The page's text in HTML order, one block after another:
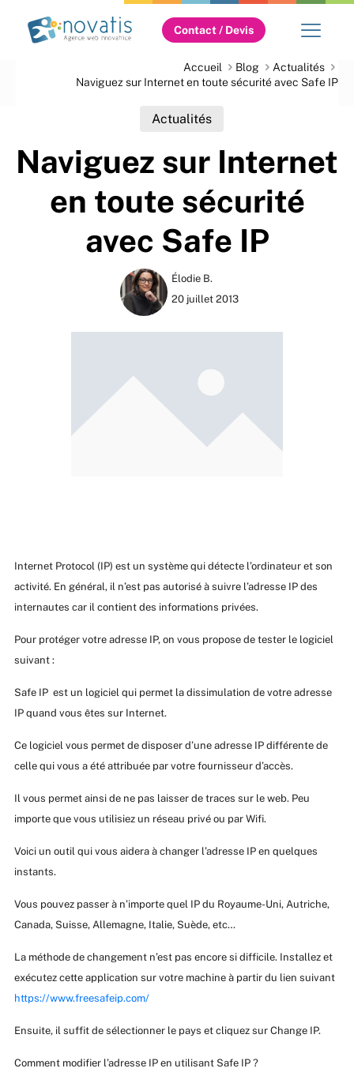
Contact / Devis
Accueil Blog
Actualités
Naviguez sur Internet en toute sécurité avec Safe IP
Actualités
Naviguez sur Internet
en toute sécurité
avec Safe IP
Élodie B.
20 juillet 2013
Internet Protocol (IP) est un système qui détecte l’ordinateur et son
activité. En général, il n’est pas autorisé à suivre l’adresse IP des
internautes car il contient des informations privées.
Pour protéger votre adresse IP, on vous propose de tester le logiciel
suivant :
Safe IP est un logiciel qui permet la dissimulation de votre adresse
IP quand vous êtes sur Internet.
Ce logiciel vous permet de disposer d’une adresse IP différente de
celle qui vous a été attribuée par votre fournisseur d’accès.
Il vous permet ainsi de ne pas laisser de traces sur le web. Peu
importe que vous utilisiez un réseau privé ou par Wifi.
Voici un outil qui vous aidera à changer l’adresse IP en quelques
instants.
Vous pouvez passer à n’importe quel IP du Royaume-Uni, Autriche,
Canada, Suisse, Allemagne, Italie, Suède, etc…
La méthode de changement n’est pas encore si difficile. Installez et
exécutez cette application sur votre machine à partir du lien suivant
https://www.freesafeip.com/
Ensuite, il suffit de sélectionner le pays et cliquez sur Change IP.
Comment modifier l’adresse IP en utilisant Safe IP ?